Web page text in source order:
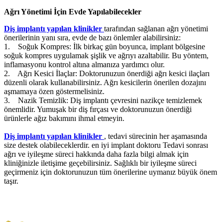
Ağrı Yönetimi İçin Evde Yapılabilecekler
Diş implantı yapılan klinikler tarafından sağlanan ağrı yönetimi
önerilerinin yanı sıra, evde de bazı önlemler alabilirsiniz:
1. Soğuk Kompres: İlk birkaç gün boyunca, implant bölgesine
soğuk kompres uygulamak şişlik ve ağrıyı azaltabilir. Bu yöntem,
inflamasyonu kontrol altına almanıza yardımcı olur.
2. Ağrı Kesici İlaçlar: Doktorunuzun önerdiği ağrı kesici ilaçları
düzenli olarak kullanabilirsiniz. Ağrı kesicilerin önerilen dozajını
aşmamaya özen göstermelisiniz.
3. Nazik Temizlik: Diş implantı çevresini nazikçe temizlemek
önemlidir. Yumuşak bir diş fırçası ve doktorunuzun önerdiği
ürünlerle ağız bakımını ihmal etmeyin.
Diş implantı yapılan klinikler , tedavi sürecinin her aşamasında
size destek olabileceklerdir. en iyi implant doktoru Tedavi sonrası
ağrı ve iyileşme süreci hakkında daha fazla bilgi almak için
kliniğinizle iletişime geçebilirsiniz. Sağlıklı bir iyileşme süreci
geçirmeniz için doktorunuzun tüm önerilerine uymanız büyük önem
taşır.